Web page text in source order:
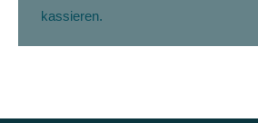
kassieren.